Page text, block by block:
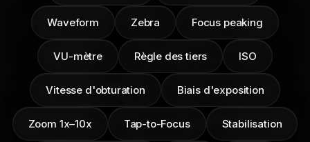
Waveform Zebra Focus peaking
VU-mètre Règle des tiers ISO
Vitesse d'obturation Biais d'exposition
Zoom 1x–10x Tap-to-Focus Stabilisation